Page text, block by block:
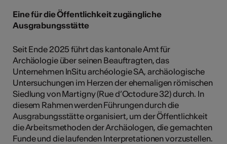
Eine für die Öffentlichkeit zugängliche
Ausgrabungsstätte
Seit Ende 2025 führt das kantonale Amt für
Archäologie über seinen Beauftragten, das
Unternehmen InSitu archéologie SA, archäologische
Untersuchungen im Herzen der ehemaligen römischen
Siedlung von Martigny (Rue d’Octodure 32) durch. In
diesem Rahmen werden Führungen durch die
Ausgrabungsstätte organisiert, um der Öffentlichkeit
die Arbeitsmethoden der Archäologen, die gemachten
Funde und die laufenden Interpretationen vorzustellen.